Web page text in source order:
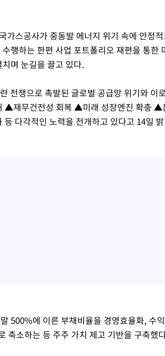
가스공사가 중동발 에너지 위기 속에 안정
행하는 한편 사업 포트폴리오 재편을 통한
며 눈길을 끌고 있다.
전쟁으로 촉발된 글로벌 공급망 위기와 이
▲재무건전성 회복 ▲미래 성장엔진 확충
등 다각적인 노력을 전개하고 있다고 14일
500%에 이른 부채비율을 경영효율화, 수
축소하는 등 주주 가치 제고 기반을 구축했